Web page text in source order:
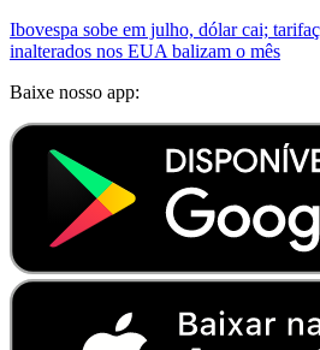
Ibovespa sobe em julho, dólar cai;
inalterados nos EUA balizam o mês
Baixe nosso app: